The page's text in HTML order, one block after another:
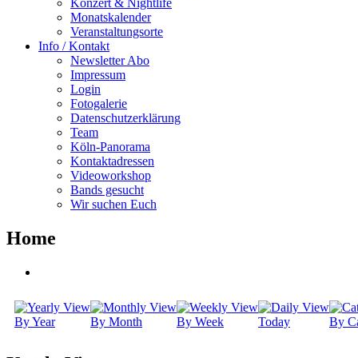
Konzert & Nightlife
Monatskalender
Veranstaltungsorte
Info / Kontakt
Newsletter Abo
Impressum
Login
Fotogalerie
Datenschutzerklärung
Team
Köln-Panorama
Kontaktadressen
Videoworkshop
Bands gesucht
Wir suchen Euch
Home
By Year By Month By Week Today By